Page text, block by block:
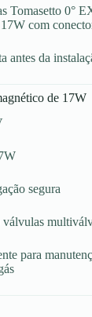
Tomasetto 0°
com
antes da
de 17W
segura
válvulas
para